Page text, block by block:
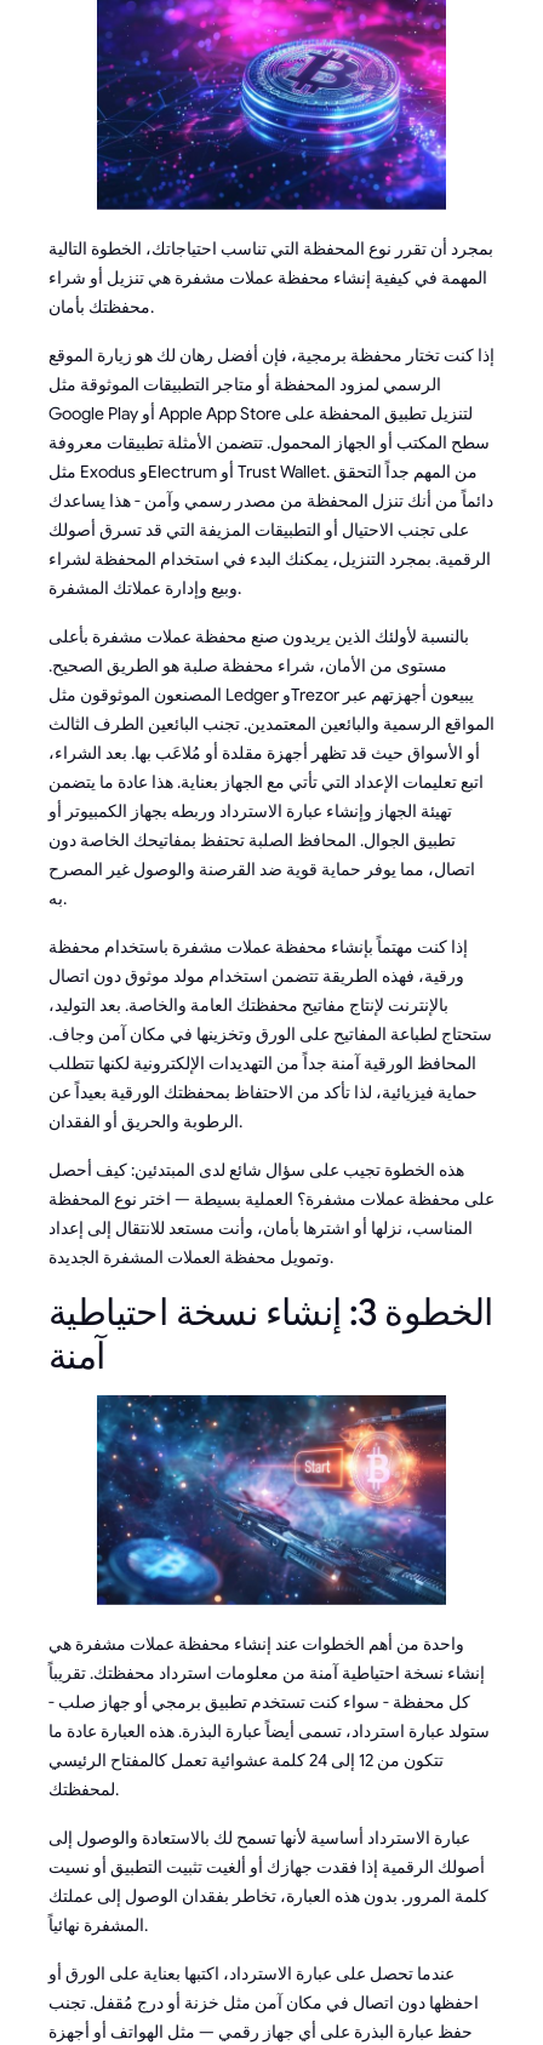
بمجرد أن تقرر نوع المحفظة التي تناسب احتياجاتك، الخطوة التالية
المهمة في كيفية إنشاء محفظة عملات مشفرة هي تنزيل أو شراء
محفظتك بأمان.
إذا كنت تختار محفظة برمجية، فإن أفضل رهان لك هو زيارة الموقع
الرسمي لمزود المحفظة أو متاجر التطبيقات الموثوقة مثل
Google Play أو Apple App Store لتنزيل تطبيق المحفظة على
سطح المكتب أو الجهاز المحمول. تتضمن الأمثلة تطبيقات معروفة
مثل Exodus وElectrum أو Trust Wallet. من المهم جداً التحقق
دائماً من أنك تنزل المحفظة من مصدر رسمي وآمن - هذا يساعدك
على تجنب الاحتيال أو التطبيقات المزيفة التي قد تسرق أصولك
الرقمية. بمجرد التنزيل، يمكنك البدء في استخدام المحفظة لشراء
وبيع وإدارة عملاتك المشفرة.
بالنسبة لأولئك الذين يريدون صنع محفظة عملات مشفرة بأعلى
مستوى من الأمان، شراء محفظة صلبة هو الطريق الصحيح.
المصنعون الموثوقون مثل Ledger وTrezor يبيعون أجهزتهم عبر
المواقع الرسمية والبائعين المعتمدين. تجنب البائعين الطرف الثالث
أو الأسواق حيث قد تظهر أجهزة مقلدة أو مُلاعَب بها. بعد الشراء،
اتبع تعليمات الإعداد التي تأتي مع الجهاز بعناية. هذا عادة ما يتضمن
تهيئة الجهاز وإنشاء عبارة الاسترداد وربطه بجهاز الكمبيوتر أو
تطبيق الجوال. المحافظ الصلبة تحتفظ بمفاتيحك الخاصة دون
اتصال، مما يوفر حماية قوية ضد القرصنة والوصول غير المصرح
به.
إذا كنت مهتماً بإنشاء محفظة عملات مشفرة باستخدام محفظة
ورقية، فهذه الطريقة تتضمن استخدام مولد موثوق دون اتصال
بالإنترنت لإنتاج مفاتيح محفظتك العامة والخاصة. بعد التوليد،
ستحتاج لطباعة المفاتيح على الورق وتخزينها في مكان آمن وجاف.
المحافظ الورقية آمنة جداً من التهديدات الإلكترونية لكنها تتطلب
حماية فيزيائية، لذا تأكد من الاحتفاظ بمحفظتك الورقية بعيداً عن
الرطوبة والحريق أو الفقدان.
هذه الخطوة تجيب على سؤال شائع لدى المبتدئين: كيف أحصل
على محفظة عملات مشفرة؟ العملية بسيطة — اختر نوع المحفظة
المناسب، نزلها أو اشترها بأمان، وأنت مستعد للانتقال إلى إعداد
وتمويل محفظة العملات المشفرة الجديدة.
الخطوة 3: إنشاء نسخة احتياطية
آمنة
واحدة من أهم الخطوات عند إنشاء محفظة عملات مشفرة هي
إنشاء نسخة احتياطية آمنة من معلومات استرداد محفظتك. تقريباً
كل محفظة - سواء كنت تستخدم تطبيق برمجي أو جهاز صلب -
ستولد عبارة استرداد، تسمى أيضاً عبارة البذرة. هذه العبارة عادة ما
تتكون من 12 إلى 24 كلمة عشوائية تعمل كالمفتاح الرئيسي
لمحفظتك.
عبارة الاسترداد أساسية لأنها تسمح لك بالاستعادة والوصول إلى
أصولك الرقمية إذا فقدت جهازك أو ألغيت تثبيت التطبيق أو نسيت
كلمة المرور. بدون هذه العبارة، تخاطر بفقدان الوصول إلى عملتك
المشفرة نهائياً.
عندما تحصل على عبارة الاسترداد، اكتبها بعناية على الورق أو
احفظها دون اتصال في مكان آمن مثل خزنة أو درج مُقفل. تجنب
حفظ عبارة البذرة على أي جهاز رقمي — مثل الهواتف أو أجهزة